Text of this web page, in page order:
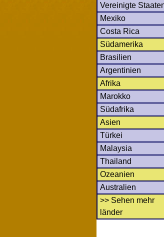
Vereinigte
Mexiko
Costa Rica
Südamerika
Brasilien
Argentinien
Afrika
Marokko
Südafrika
Asien
Türkei
Malaysia
Thailand
Ozeanien
Australien
>> Sehen mehr
länder